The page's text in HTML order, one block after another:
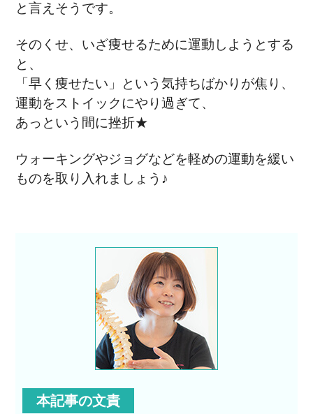
と言えそうです。
そのくせ、いざ痩せるために運動しようとする
と、
「早く痩せたい」という気持ちばかりが焦り、
運動をストイックにやり過ぎて、
あっという間に挫折★
ウォーキングやジョグなどを軽めの運動を緩い
ものを取り入れましょう♪
本記事の文責